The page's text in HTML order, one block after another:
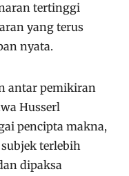
tertinggi
yang terus
nyata.
antar pemikiran
Husserl
pencipta makna,
terlebih
dipaksa